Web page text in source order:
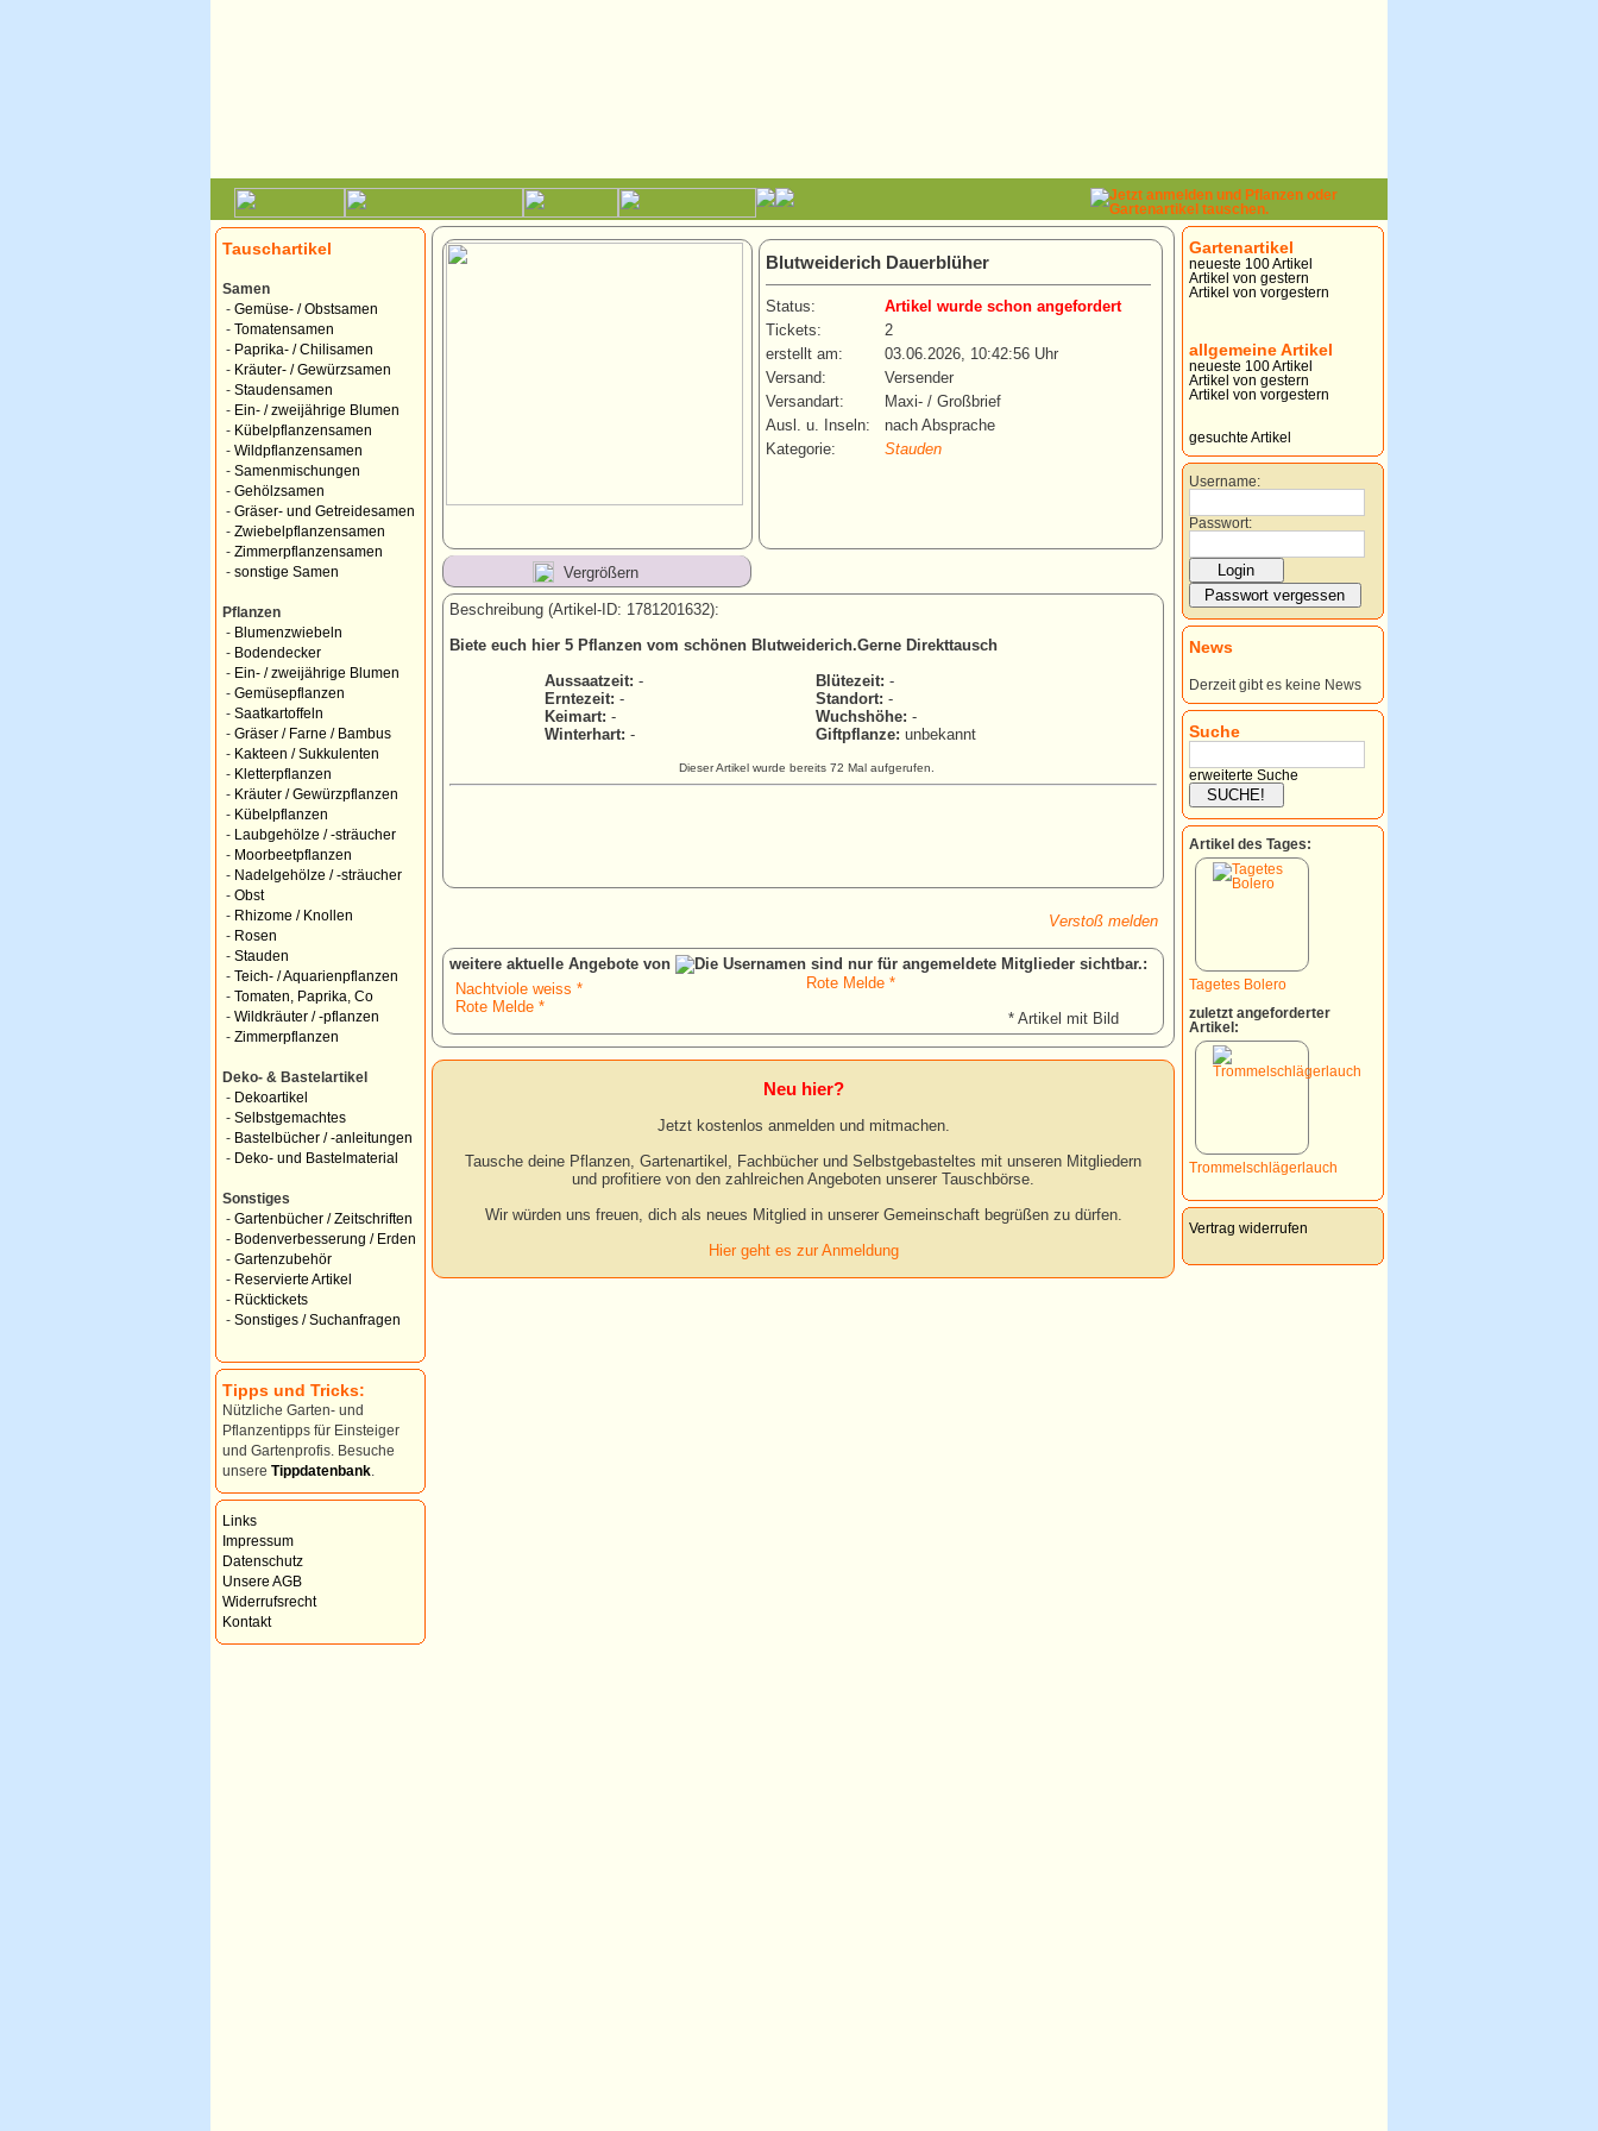
Tauschartikel
Samen
- Gemüse- / Obstsamen
- Tomatensamen
- Paprika- / Chilisamen
- Kräuter- / Gewürzsamen
- Staudensamen
- Ein- / zweijährige Blumen
- Kübelpflanzensamen
- Wildpflanzensamen
- Samenmischungen
- Gehölzsamen
- Gräser- und Getreidesamen
- Zwiebelpflanzensamen
- Zimmerpflanzensamen
- sonstige Samen
Pflanzen
- Blumenzwiebeln
- Bodendecker
- Ein- / zweijährige Blumen
- Gemüsepflanzen
- Saatkartoffeln
- Gräser / Farne / Bambus
- Kakteen / Sukkulenten
- Kletterpflanzen
- Kräuter / Gewürzpflanzen
- Kübelpflanzen
-
Laubgehölze / -sträucher
- Moorbeetpflanzen
- Nadelgehölze / -sträucher
- Obst
- Rhizome / Knollen
- Rosen
- Stauden
- Teich- / Aquarienpflanzen
- Tomaten, Paprika, Co
- Wildkräuter / -pflanzen
- Zimmerpflanzen
Deko- & Bastelartikel
- Dekoartikel
- Selbstgemachtes
- Bastelbücher / -anleitungen
- Deko- und Bastelmaterial
Sonstiges
- Gartenbücher / Zeitschriften
- Bodenverbesserung / Erden
- Gartenzubehör
- Reservierte Artikel
- Rücktickets
- Sonstiges / Suchanfragen
Tipps und Tricks:
Nützliche Garten- und
Pflanzentipps für Einsteiger
und Gartenprofis. Besuche
unsere Tippdatenbank
Links
Impressum
Datenschutz
Unsere AGB
Widerrufsrecht
Kontakt
Blutweiderich Dauerblüher
Status:
Artikel wurde schon angefordert
Tickets:
2
erstellt am:
03.06.2026, 10:42:56 Uhr
Versand:
Versender
Versandart:
Maxi- / Großbrief
Ausl. u. Inseln:
nach Absprache
Kategorie:
Stauden
Vergrößern
Beschreibung (Artikel-ID: 1781201632):
Biete euch hier 5 Pflanzen vom schönen Blutweiderich.Gerne Direkttausch
Aussaatzeit: - Blütezeit: -
Erntezeit: - Standort: -
Keimart: - Wuchshöhe: -
Winterhart: - Giftpflanze: unbekannt
Dieser Artikel wurde bereits 72 Mal aufgerufen.
Verstoß melden
weitere aktuelle Angebote von
:
Nachtviole weiss *
Rote Melde *
Rote Melde *
* Artikel mit Bild
Neu hier?
Jetzt kostenlos anmelden und mitmachen.
Tausche deine Pflanzen, Gartenartikel, Fachbücher und Selbstgebasteltes mit unseren Mitgliedern
und profitiere von den zahlreichen Angeboten unserer Tauschbörse.
Wir würden uns freuen, dich als neues Mitglied in unserer Gemeinschaft begrüßen zu dürfen.
Hier geht es zur Anmeldung
Gartenartikel
neueste 100 Artikel
Artikel von gestern
Artikel von vorgestern
allgemeine Artikel
neueste 100 Artikel
Artikel von gestern
Artikel von vorgestern
gesuchte Artikel
Username:
Passwort:
News
Derzeit gibt es keine News
Suche
erweiterte Suche
Artikel des Tages:
Tagetes Bolero
zuletzt angeforderter
Artikel:
Trommelschlägerlauch
Vertrag widerrufen